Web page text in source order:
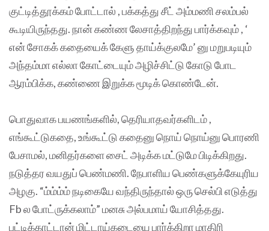
குட்டித்தூக்கம் போட்டால் , பக்கத்து சீட் அம்மணி சலம்பல்
கூடியிருந்தது. நான் கண்ண லேசாத்திறந்து பார்க்கவும் , ‘
என் சோகக் கதையைக் கேளு தாய்க்குலமே’ னு மறுபடியும்
அந்தம்மா எல்லா கோட்டையும் அழிச்சிட்டு கோடு போட
ஆரம்பிக்க, கண்ணை இறுக்க மூடிக் கொண்டேன்.
பொதுவாக பயணங்களில், தெரியாதவர்களிடம் ,
எங்கூட்டுகதை, உங்கூட்டு கதைனு நொய் நொய்னு பொரணி
பேசாமல், மனிதர்களை சைட் அடிக்க மட்டுமே பிடிக்கிறது.
நடுத்தர வயதுப் பெண்மணி. நேபாளிய பெண்களுக்கேயுரிய
அழகு. “ம்ம்ம்ம் நடிகையே வந்திருந்தால் ஒரு செல்பி எடுத்து
Fb ல போட்ருக்கலாம்” மனசு அல்பமாய் யோசித்தது.
பட்டிக்காட்டான் மிட்டாய்கடையை பார்க்கிறா மாதிரி